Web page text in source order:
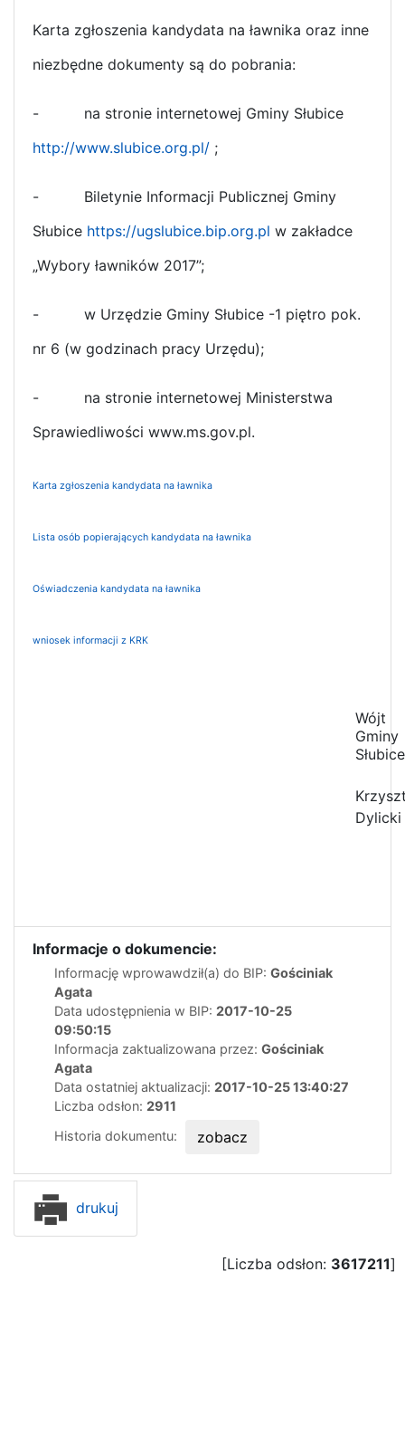
Karta zgłoszenia kandydata na ławnika oraz inne
niezbędne dokumenty są do pobrania:
-
na stronie internetowej Gminy Słubice
http://www.slubice.org.pl/ ;
-
Biletynie Informacji Publicznej Gminy
Słubice https://ugslubice.bip.org.pl w zakładce
„Wybory ławników 2017”;
-
w Urzędzie Gminy Słubice -1 piętro pok.
nr 6 (w godzinach pracy Urzędu);
-
na stronie internetowej Ministerstwa
Sprawiedliwości www.ms.gov.pl.
Karta zgłoszenia kandydata na ławnika
Lista osób popierających kandydata na ławnika
Oświadczenia kandydata na ławnika
wniosek informacji z KRK
Wójt
Gminy
Słubice
Dylicki
Informacje o dokumencie:
Informację wprowawdził(a) do BIP: Gościniak
Agata
Data udostępnienia w BIP: 2017-10-25
09:50:15
Informacja zaktualizowana przez: Gościniak
Agata
Data ostatniej aktualizacji: 2017-10-25 13:40:27
Liczba odsłon: 2911
Historia dokumentu:
zobacz
drukuj
[Liczba odsłon: 3617211]